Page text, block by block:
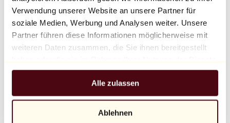
Verwendung unserer Website an unsere Partner für
soziale Medien, Werbung und Analysen weiter. Unsere
Partner führen diese Informationen möglicherweise mit
weiteren Daten zusammen, die Sie ihnen bereitgestellt
gesammelt haben.
Alle zulassen
Ablehnen
Balloon Dog (Orange)
Jeff Koons
10.000 €
Entdecken
Alle Bildhauer
Alle Fotografen